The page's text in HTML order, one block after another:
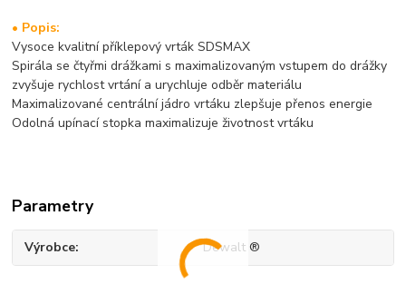
• Popis:
Vysoce kvalitní příklepový vrták SDSMAX
Spirála se čtyřmi drážkami s maximalizovaným vstupem do drážky
zvyšuje rychlost vrtání a urychluje odběr materiálu
Maximalizované centrální jádro vrtáku zlepšuje přenos energie
Odolná upínací stopka maximalizuje životnost vrtáku
Parametry
Výrobce Dewalt ®